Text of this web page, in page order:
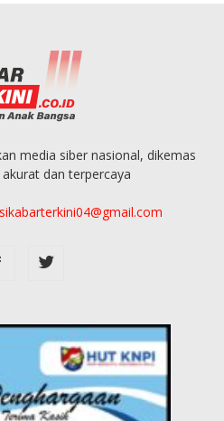
media siber nasional, dikemas
dan terpercaya